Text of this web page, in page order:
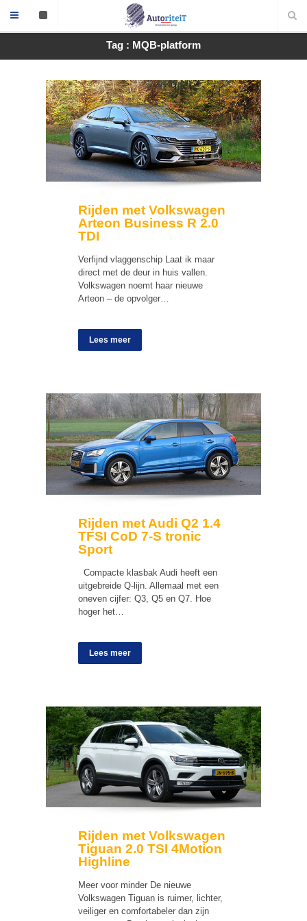
Tag : MQB-platform
Rijden met Volkswagen
Arteon Business R 2.0
TDI
Verfijnd vlaggenschip Laat ik maar
direct met de deur in huis vallen.
Volkswagen noemt haar nieuwe
Arteon – de opvolger…
Lees meer
Rijden met Audi Q2 1.4
TFSI CoD 7-S tronic
Sport
Compacte klasbak Audi heeft een
uitgebreide Q-lijn. Allemaal met een
oneven cijfer: Q3, Q5 en Q7. Hoe
hoger het…
Lees meer
Rijden met Volkswagen
Tiguan 2.0 TSI 4Motion
Highline
Meer voor minder De nieuwe
Volkswagen Tiguan is ruimer, lichter,
veiliger en comfortabeler dan zijn